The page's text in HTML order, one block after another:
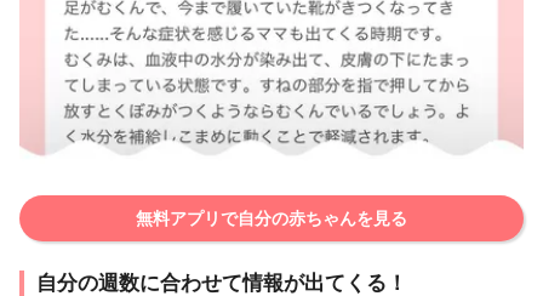
無料アプリで自分の赤ちゃんを見る
自分の週数に合わせて情報が出てくる！